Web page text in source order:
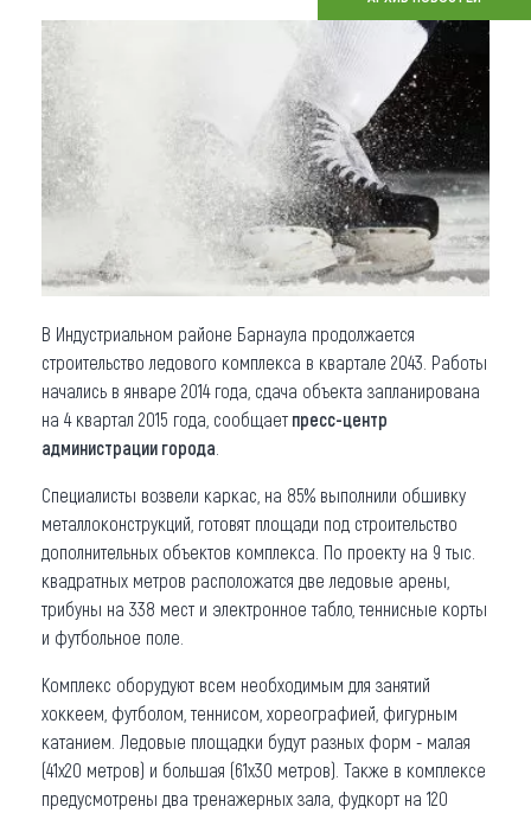
Что привезти (сувениры)
О регионе
Коллекция впечатлений
Другие рубрики
В Индустриальном районе Барнаула продолжается
строительство ледового комплекса в квартале 2043. Работы
начались в январе 2014 года, сдача объекта запланирована
на 4 квартал 2015 года, сообщает пресс-центр
администрации города
Специалисты возвели каркас, на 85% выполнили обшивку
металлоконструкций, готовят площади под строительство
дополнительных объектов комплекса. По проекту на 9 тыс.
квадратных метров расположатся две ледовые арены,
трибуны на 338 мест и электронное табло, теннисные корты
и футбольное поле.
Комплекс оборудуют всем необходимым для занятий
хоккеем, футболом, теннисом, хореографией, фигурным
катанием. Ледовые площадки будут разных форм - малая
(41х20 метров) и большая (61х30 метров). Также в комплексе
предусмотрены два тренажерных зала, фудкорт на 120